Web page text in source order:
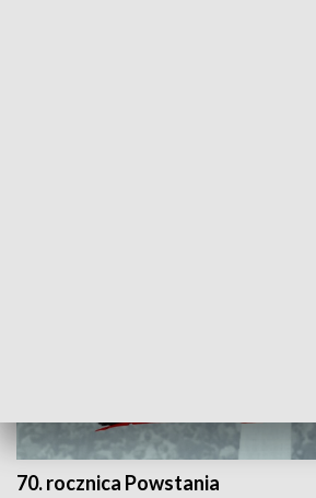
70. rocznica Powstania